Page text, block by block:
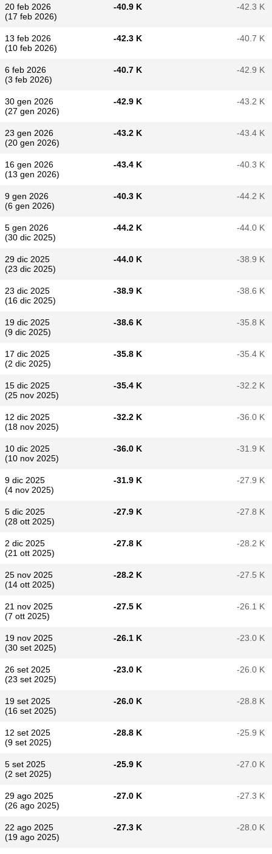
20 feb 2026
(17 feb 2026)
-40.9 K -42.3 K
13 feb 2026
(10 feb 2026)
-42.3 K -40.7 K
6 feb 2026
(3 feb 2026)
-40.7 K -42.9 K
30 gen 2026
(27 gen 2026)
-42.9 K -43.2 K
23 gen 2026
(20 gen 2026)
-43.2 K -43.4 K
16 gen 2026
(13 gen 2026)
-43.4 K -40.3 K
9 gen 2026
(6 gen 2026)
-40.3 K -44.2 K
5 gen 2026
(30 dic 2025)
-44.2 K -44.0 K
29 dic 2025
(23 dic 2025)
-44.0 K -38.9 K
23 dic 2025
(16 dic 2025)
-38.9 K -38.6 K
19 dic 2025
(9 dic 2025)
-38.6 K -35.8 K
17 dic 2025
(2 dic 2025)
-35.8 K -35.4 K
15 dic 2025
(25 nov 2025)
-35.4 K -32.2 K
12 dic 2025
(18 nov 2025)
-32.2 K -36.0 K
10 dic 2025
(10 nov 2025)
-36.0 K -31.9 K
9 dic 2025
(4 nov 2025)
-31.9 K -27.9 K
5 dic 2025
(28 ott 2025)
-27.9 K -27.8 K
2 dic 2025
(21 ott 2025)
-27.8 K -28.2 K
25 nov 2025
(14 ott 2025)
-28.2 K -27.5 K
21 nov 2025
(7 ott 2025)
-27.5 K -26.1 K
19 nov 2025
(30 set 2025)
-26.1 K -23.0 K
26 set 2025
(23 set 2025)
-23.0 K -26.0 K
19 set 2025
(16 set 2025)
-26.0 K -28.8 K
12 set 2025
(9 set 2025)
-28.8 K -25.9 K
5 set 2025
(2 set 2025)
-25.9 K -27.0 K
29 ago 2025
(26 ago 2025)
-27.0 K -27.3 K
22 ago 2025
(19 ago 2025)
-27.3 K -28.0 K